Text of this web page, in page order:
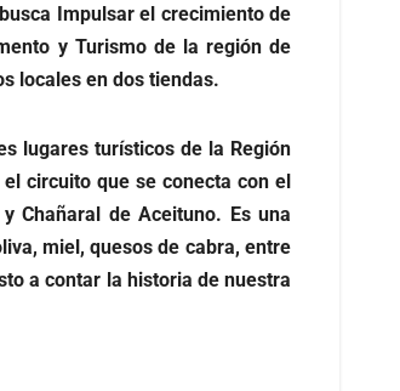
Impulsar el crecimiento de
y Turismo de la región de
locales en dos tiendas.
lugares turísticos de la Región
circuito que se conecta con el
Chañaral de Aceituno. Es una
miel, quesos de cabra, entre
a contar la historia de nuestra